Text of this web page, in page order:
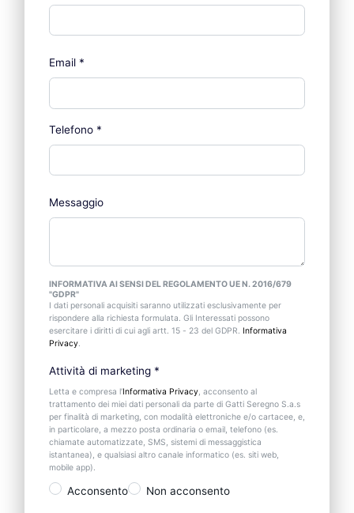
Email *
Telefono *
Messaggio
INFORMATIVA AI SENSI DEL REGOLAMENTO UE N. 2016/679
"GDPR"
I dati personali acquisiti saranno utilizzati esclusivamente per
rispondere alla richiesta formulata. Gli Interessati possono
esercitare i diritti di cui agli artt. 15 - 23 del GDPR. Informativa
Privacy.
Attività di marketing *
Letta e compresa l’Informativa Privacy, acconsento al
trattamento dei miei dati personali da parte di Gatti Seregno S.a.s
per finalità di marketing, con modalità elettroniche e/o cartacee, e,
in particolare, a mezzo posta ordinaria o email, telefono (es.
chiamate automatizzate, SMS, sistemi di messaggistica
istantanea), e qualsiasi altro canale informatico (es. siti web,
mobile app).
Acconsento Non acconsento